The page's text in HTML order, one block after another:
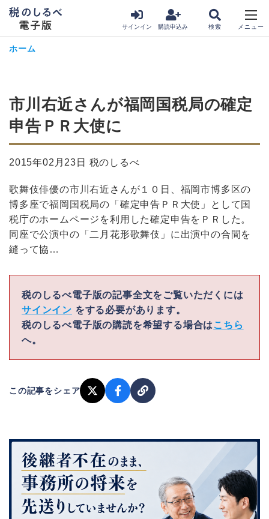
サインイン 購読申込み
ホーム
市川右近さんが福岡国税局の確定
申告ＰＲ大使に
2015年02月23日 税のしるべ
歌舞伎俳優の市川右近さんが１０日、福岡市博多区の
博多座で福岡国税局の「確定申告ＰＲ大使」として国
税庁のホームページを利用した確定申告をＰＲした。
同座で公演中の「二月花形歌舞伎」に出演中の合間を
縫って協…
税のしるべ電子版の記事全文をご覧いただくには
サインイン をする必要があります。
税のしるべ電子版の購読を希望する場合は こちら
へ。
この記事をシェア